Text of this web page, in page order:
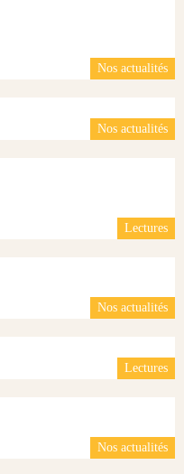
Nos actualités
Nos actualités
Lectures
Nos actualités
Lectures
Nos actualités